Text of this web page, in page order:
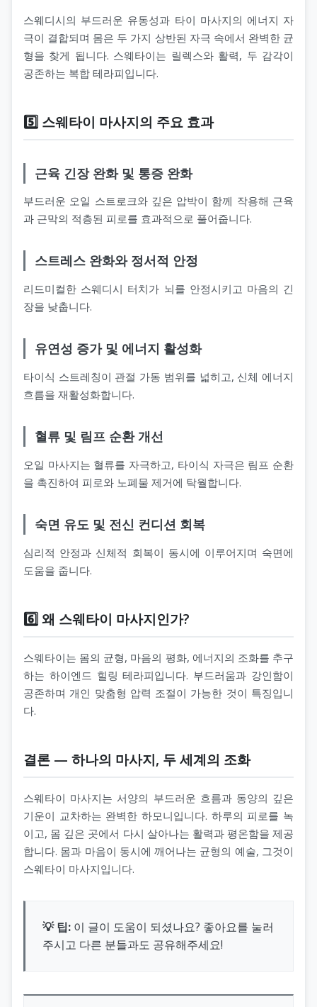
스웨디시의 부드러운 유동성과 타이 마사지의 에너지 자
극이 결합되며 몸은 두 가지 상반된 자극 속에서 완벽한 균
형을 찾게 됩니다. 스웨타이는 릴렉스와 활력, 두 감각이
공존하는 복합 테라피입니다.
5️⃣ 스웨타이 마사지의 주요 효과
근육 긴장 완화 및 통증 완화
부드러운 오일 스트로크와 깊은 압박이 함께 작용해 근육
과 근막의 적층된 피로를 효과적으로 풀어줍니다.
스트레스 완화와 정서적 안정
리드미컬한 스웨디시 터치가 뇌를 안정시키고 마음의 긴
장을 낮춥니다.
유연성 증가 및 에너지 활성화
타이식 스트레칭이 관절 가동 범위를 넓히고, 신체 에너지
흐름을 재활성화합니다.
혈류 및 림프 순환 개선
오일 마사지는 혈류를 자극하고, 타이식 자극은 림프 순환
을 촉진하여 피로와 노폐물 제거에 탁월합니다.
숙면 유도 및 전신 컨디션 회복
심리적 안정과 신체적 회복이 동시에 이루어지며 숙면에
도움을 줍니다.
6️⃣ 왜 스웨타이 마사지인가?
스웨타이는 몸의 균형, 마음의 평화, 에너지의 조화를 추구
하는 하이엔드 힐링 테라피입니다. 부드러움과 강인함이
공존하며 개인 맞춤형 압력 조절이 가능한 것이 특징입니
다.
결론 — 하나의 마사지, 두 세계의 조화
스웨타이 마사지는 서양의 부드러운 흐름과 동양의 깊은
기운이 교차하는 완벽한 하모니입니다. 하루의 피로를 녹
이고, 몸 깊은 곳에서 다시 살아나는 활력과 평온함을 제공
합니다. 몸과 마음이 동시에 깨어나는 균형의 예술, 그것이
스웨타이 마사지입니다.
💡 팁: 이 글이 도움이 되셨나요? 좋아요를 눌러
주시고 다른 분들과도 공유해주세요!